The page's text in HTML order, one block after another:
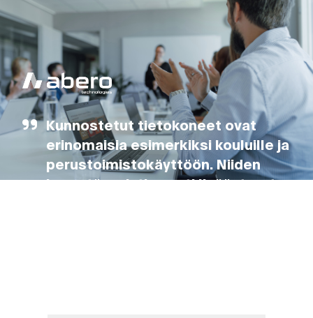
Refresh palvelulla laitteet
kukoistamaan
IT-laitteiden käyttöikää voi pidentää
huomattavasti kunnostamalla laitteita
säännöllisesti. Lähetä laitteenne meille
Refreshiin.
Kunnostetut tietokoneet ovat
erinomaisia esimerkiksi kouluille ja
perustoimistokäyttöön. Niiden
kysyntä on jatkuvasti lisääntynyt.